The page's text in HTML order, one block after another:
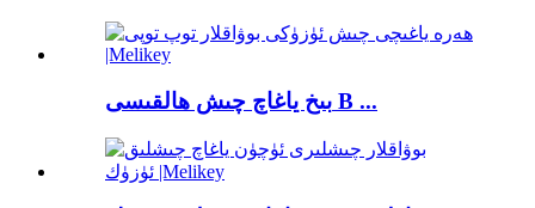
بىخ ياغاچ چىش ھالقىسى B ...